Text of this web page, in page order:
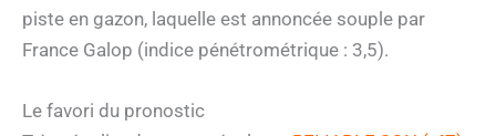
piste en gazon, laquelle est annoncée souple par
France Galop (indice pénétrométrique : 3,5).
Le favori du pronostic